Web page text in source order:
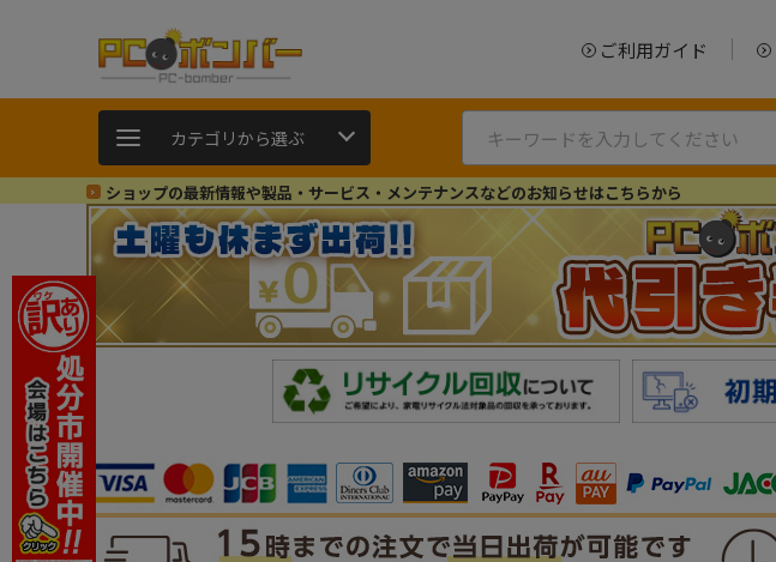
ご利用ガイド
カテゴリから選ぶ
ショップの最新情報や製品・サービス・メンテナンスなどのお知らせはこちらから